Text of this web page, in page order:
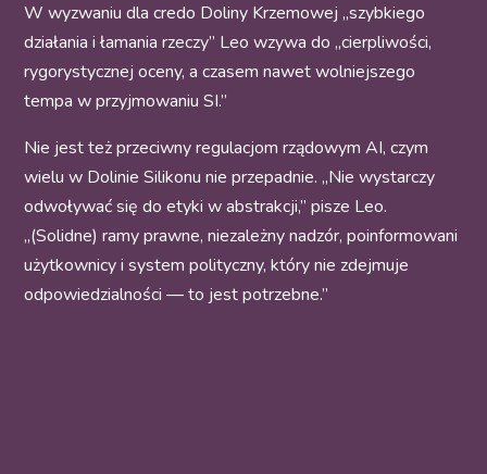
W wyzwaniu dla credo Doliny Krzemowej „szybkiego
działania i łamania rzeczy” Leo wzywa do „cierpliwości,
rygorystycznej oceny, a czasem nawet wolniejszego
tempa w przyjmowaniu SI.”
Nie jest też przeciwny regulacjom rządowym AI, czym
wielu w Dolinie Silikonu nie przepadnie. „Nie wystarczy
odwoływać się do etyki w abstrakcji,” pisze Leo.
„(Solidne) ramy prawne, niezależny nadzór, poinformowani
użytkownicy i system polityczny, który nie zdejmuje
odpowiedzialności — to jest potrzebne.”